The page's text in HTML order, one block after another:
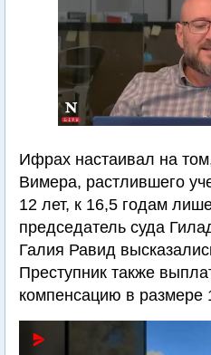
Ифрах настаивал на
Вимера, растлившего
12 лет, к 16,5 годам
председатель суда
Галия Равид
Преступник также
компенсацию в размере